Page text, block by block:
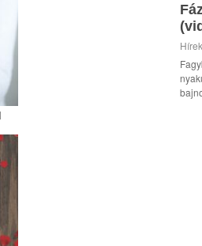
Hírek